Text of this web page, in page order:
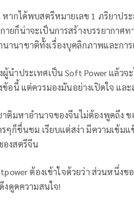
หากได้พบสตรีหมายเลข 1 ภริยาป
ายก็น่าจะเป็นการสร้างบรรยากาศ
านาชาติทั้งเรื่องบุคลิกภาพและการ
ผู้นำประเทศเป็น Soft Power แล้วจ
ข้อนี้ แต่ควรมองมันอย่างเปิดใจ แล
าติมหาอำนาจของจีนไม่ต้องพูดถึง
รๆก็ชื่นชม เรียบแต่สง่า มีความเข้
งสตรีจีน
ต้องเข้าใจด้วยว่า ส่วนหนึ่งข
งดูดความสนใจ!